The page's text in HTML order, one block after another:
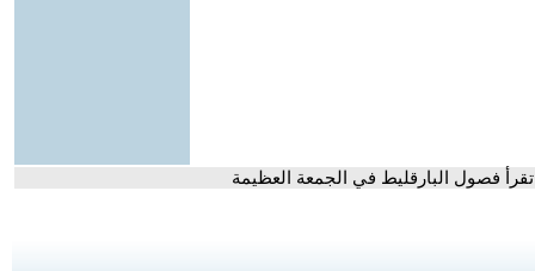
فصول البارقليط في الجمعة العظيمة